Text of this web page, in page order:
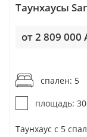
Таунхаусы
от 2 809 000
спален: 5
площадь:
Таунхаус с 5